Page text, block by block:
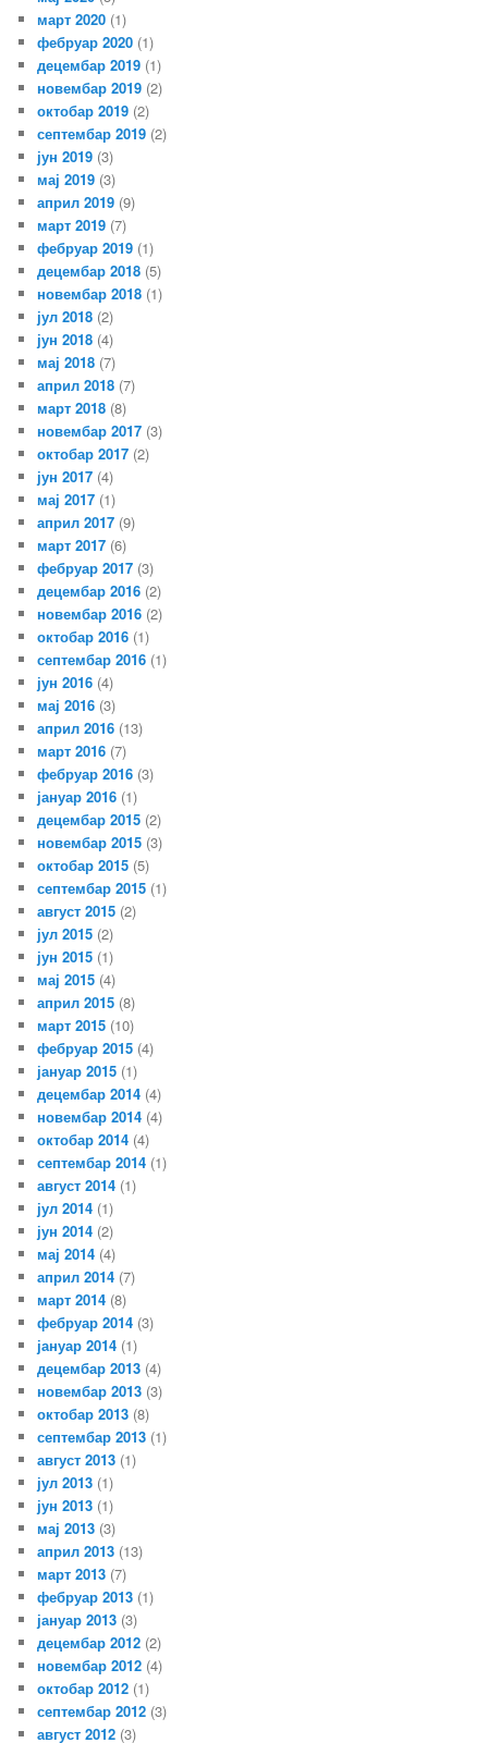
март 2020 (1)
фебруар 2020 (1)
децембар 2019 (1)
новембар 2019 (2)
октобар 2019 (2)
септембар 2019 (2)
јун 2019 (3)
мај 2019 (3)
април 2019 (9)
март 2019 (7)
фебруар 2019 (1)
децембар 2018 (5)
новембар 2018 (1)
јул 2018 (2)
јун 2018 (4)
мај 2018 (7)
април 2018 (7)
март 2018 (8)
новембар 2017 (3)
октобар 2017 (2)
јун 2017 (4)
мај 2017 (1)
април 2017 (9)
март 2017 (6)
фебруар 2017 (3)
децембар 2016 (2)
новембар 2016 (2)
октобар 2016 (1)
септембар 2016 (1)
јун 2016 (4)
мај 2016 (3)
април 2016 (13)
март 2016 (7)
фебруар 2016 (3)
јануар 2016 (1)
децембар 2015 (2)
новембар 2015 (3)
октобар 2015 (5)
септембар 2015 (1)
август 2015 (2)
јул 2015 (2)
јун 2015 (1)
мај 2015 (4)
април 2015 (8)
март 2015 (10)
фебруар 2015 (4)
јануар 2015 (1)
децембар 2014 (4)
новембар 2014 (4)
октобар 2014 (4)
септембар 2014 (1)
август 2014 (1)
јул 2014 (1)
јун 2014 (2)
мај 2014 (4)
април 2014 (7)
март 2014 (8)
фебруар 2014 (3)
јануар 2014 (1)
децембар 2013 (4)
новембар 2013 (3)
октобар 2013 (8)
септембар 2013 (1)
август 2013 (1)
јул 2013 (1)
јун 2013 (1)
мај 2013 (3)
април 2013 (13)
март 2013 (7)
фебруар 2013 (1)
јануар 2013 (3)
децембар 2012 (2)
новембар 2012 (4)
октобар 2012 (1)
септембар 2012 (3)
август 2012 (3)